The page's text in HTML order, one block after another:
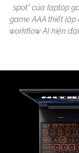
spot” của laptop
game AAA thiết
workflow AI hiện